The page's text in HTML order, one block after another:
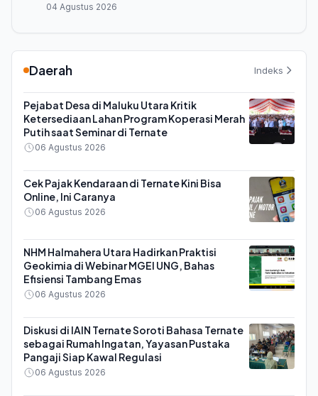
04 Agustus 2026
Daerah Indeks
Pejabat Desa di Maluku Utara Kritik
Ketersediaan Lahan Program Koperasi Merah
Putih saat Seminar di Ternate
06 Agustus 2026
Cek Pajak Kendaraan di Ternate Kini Bisa
Online, Ini Caranya
06 Agustus 2026
NHM Halmahera Utara Hadirkan Praktisi
Geokimia di Webinar MGEI UNG, Bahas
Efisiensi Tambang Emas
06 Agustus 2026
Diskusi di IAIN Ternate Soroti Bahasa Ternate
sebagai Rumah Ingatan, Yayasan Pustaka
Pangaji Siap Kawal Regulasi
06 Agustus 2026